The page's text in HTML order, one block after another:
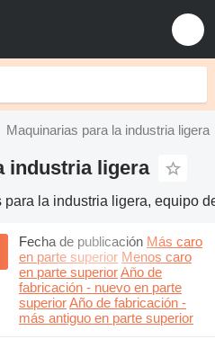
Maquinarias para la industria ligera
industria ligera
para la industria ligera, equipo
Fecha de publicación Más caro
en parte superior Menos caro
en parte superiorAño de
fabricación - nuevo en parte
superiorAño de fabricación -
más antiguo en parte superior